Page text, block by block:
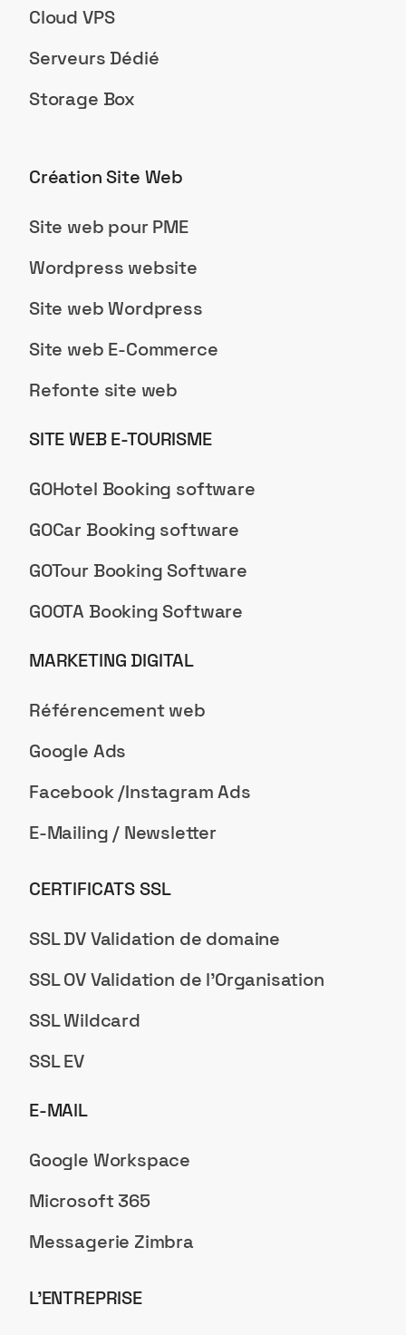
Cloud VPS
Serveurs Dédié
Storage Box
Création Site Web
Site web pour PME
Wordpress website
Site web Wordpress
Site web E-Commerce
Refonte site web
SITE WEB E-TOURISME
GOHotel Booking software
GOCar Booking software
GOTour Booking Software
GOOTA Booking Software
MARKETING DIGITAL
Référencement web
Google Ads
Facebook /Instagram Ads
E-Mailing / Newsletter
CERTIFICATS SSL
SSL DV Validation de domaine
SSL OV Validation de l'Organisation
SSL Wildcard
SSL EV
E-MAIL
Google Workspace
Microsoft 365
Messagerie Zimbra
L’ENTREPRISE